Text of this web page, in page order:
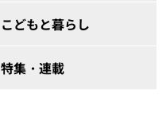
こどもと暮らし
特集・連載